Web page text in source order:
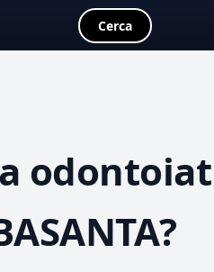
Cerca